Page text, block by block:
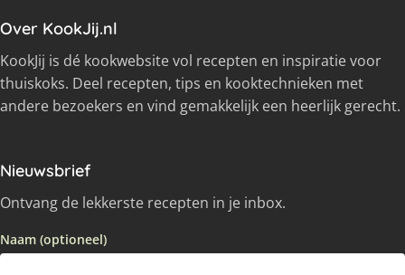
Over KookJij.nl
KookJij is dé kookwebsite vol recepten en inspiratie voor
thuiskoks. Deel recepten, tips en kooktechnieken met
andere bezoekers en vind gemakkelijk een heerlijk gerecht.
Nieuwsbrief
Ontvang de lekkerste recepten in je inbox.
Naam (optioneel)